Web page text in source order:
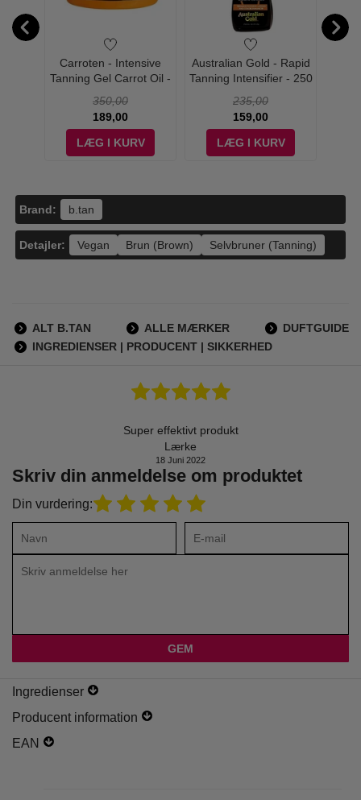
Carroten - Intensive
Tanning Gel Carrot Oil -
350,00
189,00
LÆG I KURV
Australian Gold - Rapid
Tanning Intensifier - 250
235,00
159,00
LÆG I KURV
Brand: b.tan
Detajler: Vegan Brun (Brown) Selvbruner (Tanning)
ALT B.TAN ALLE MÆRKER
DUFTGUIDE
INGREDIENSER | PRODUCENT | SIKKERHED
Skriv din anmeldelse om produktet
Din vurdering:
Super effektivt produkt
Lærke
18 Juni 2022
Ingredienser
Producent information
EAN